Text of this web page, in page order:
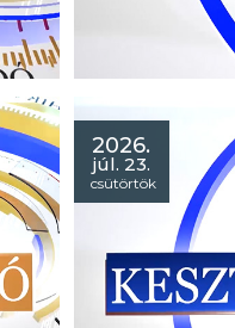
- Rátermettség:
2026.
júl. 23.
csütörtök